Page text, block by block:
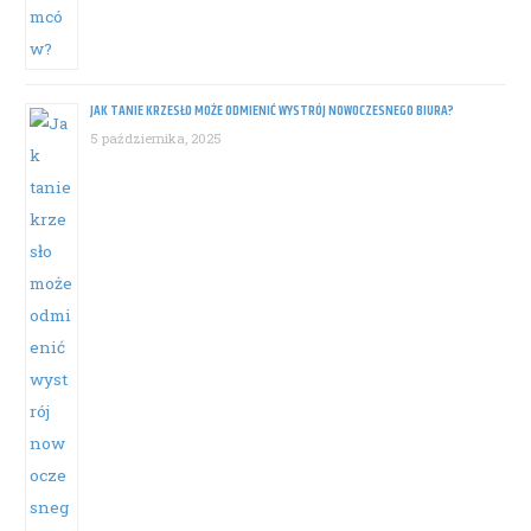
JAK TANIE KRZESŁO MOŻE ODMIENIĆ WYSTRÓJ NOWOCZESNEGO BIURA?
5 października, 2025